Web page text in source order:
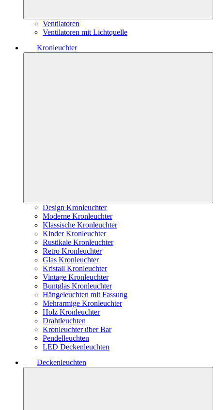
Ventilatoren
Ventilatoren mit Lichtquelle
Kronleuchter
Design Kronleuchter
Moderne Kronleuchter
Klassische Kronleuchter
Kinder Kronleuchter
Rustikale Kronleuchter
Retro Kronleuchter
Glas Kronleuchter
Kristall Kronleuchter
Vintage Kronleuchter
Buntglas Kronleuchter
Hängeleuchten mit Fassung
Mehrarmige Kronleuchter
Holz Kronleuchter
Drahtleuchten
Kronleuchter über Bar
Pendelleuchten
LED Deckenleuchten
Deckenleuchten